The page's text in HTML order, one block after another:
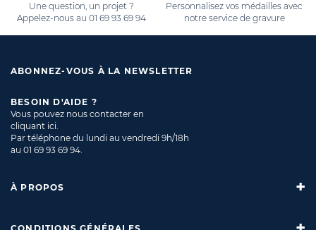
Une question, un projet ?
Appelez-nous au01 69 93 69 94
Personnalisez vos médailles avec
notre service de gravure
ABONNEZ-VOUS À LA NEWSLETTER
BESOIN D'AIDE ?
Vous pouvez nous contacter en
cliquant ici.
Par téléphone du lundi au vendredi 9h/18h
au 01 69 93 69 94.
À PROPOS
CONDITIONS GÉNÉRALES